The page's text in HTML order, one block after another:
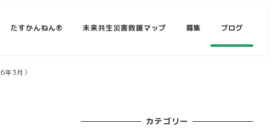
たすかんねん® 未来共生災害救援マップ 募集 ブログ
3月）
カテゴリー